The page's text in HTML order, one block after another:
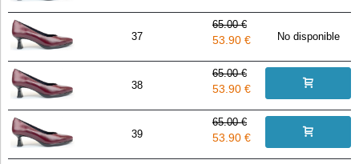
37
65.00 €
53.90 € No disponible
38
65.00 €
53.90 €
39
65.00 €
53.90 €